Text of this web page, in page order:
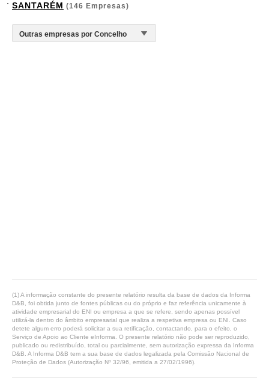
SANTARÉM (146 Empresas)
(1) A informação constante do presente relatório resulta da base de dados da Informa
D&B, foi obtida junto de fontes públicas ou do próprio e faz referência unicamente à
atividade empresarial do ENI ou empresa a que se refere, sendo apenas possível
utilizá-la dentro do âmbito empresarial que realiza a respetiva empresa ou ENI. Caso
detete algum erro poderá solicitar a sua retificação, contactando, para o efeito, o
Serviço de Apoio ao Cliente eInforma. O presente relatório não pode ser reproduzido,
publicado ou redistribuído, total ou parcialmente, sem autorização expressa da Informa
D&B. A Informa D&B tem a sua base de dados legalizada pela Comissão Nacional de
Proteção de Dados (Autorização Nº 32/96, emitida a 27/02/1996).